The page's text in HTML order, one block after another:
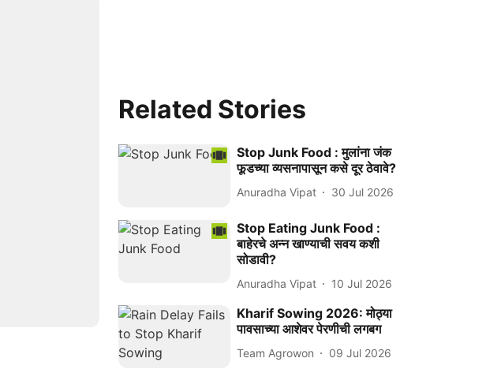
Related Stories
Stop Junk Food : मुलांना जंक
फूडच्या व्यसनापासून कसे दूर ठेवावे?
Anuradha Vipat 30 Jul 2026
Stop Eating Junk Food :
बाहेरचे अन्न खाण्याची सवय कशी
सोडावी?
Anuradha Vipat 10 Jul 2026
Kharif Sowing 2026: मोठ्या
पावसाच्या आशेवर पेरणीची लगबग
Team Agrowon 09 Jul 2026